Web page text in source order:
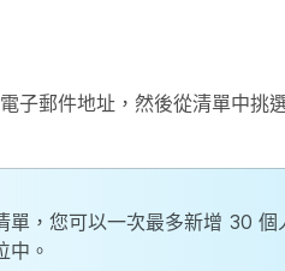
子郵件地址，然後從清單中挑
，您可以一次最多新增 30
中。